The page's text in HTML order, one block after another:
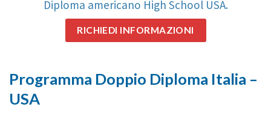
Diploma americano High School USA.
RICHIEDI INFORMAZIONI
Programma Doppio Diploma Italia –
USA